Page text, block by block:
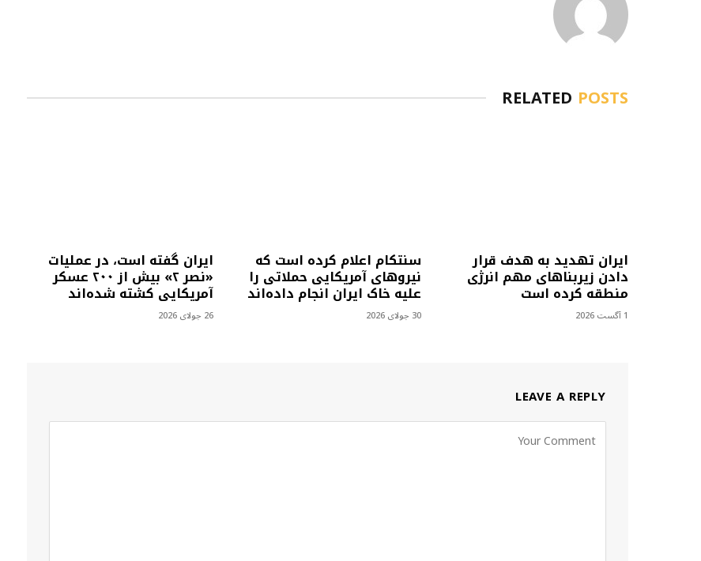
RELATED POSTS
ایران تهدید به هدف قرار
دادن زیربناهای مهم انرژی
منطقه کرده است
1 آگست 2026
سنتکام اعلام کرده است که
نیروهای آمریکایی حملاتی را
علیه خاک ایران انجام داده‌اند
30 جولای 2026
ایران گفته است، در عملیات
«نصر ۲» بیش از ۲۰۰ عسکر
آمریکایی کشته شده‌اند
26 جولای 2026
LEAVE A REPLY